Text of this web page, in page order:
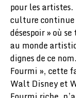
pour les
culture continue
désespoir » où
au monde
dignes de ce
Fourmi », cette
Walt Disney et